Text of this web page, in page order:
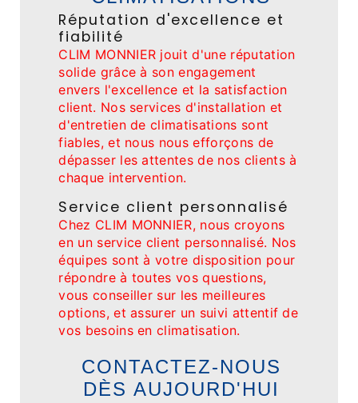
Réputation d'excellence et
fiabilité
CLIM MONNIER jouit d'une réputation
solide grâce à son engagement
envers l'excellence et la satisfaction
client. Nos services d'installation et
d'entretien de climatisations sont
fiables, et nous nous efforçons de
dépasser les attentes de nos clients à
chaque intervention.
Service client personnalisé
Chez CLIM MONNIER, nous croyons
en un service client personnalisé. Nos
équipes sont à votre disposition pour
répondre à toutes vos questions,
vous conseiller sur les meilleures
options, et assurer un suivi attentif de
vos besoins en climatisation.
CONTACTEZ-NOUS
DÈS AUJOURD'HUI